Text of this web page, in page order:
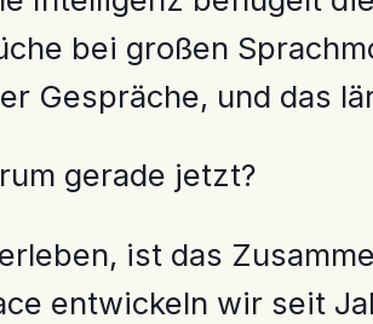
bei großen
Gespräche, und das
gerade jetzt?
ist das
entwickeln wir seit